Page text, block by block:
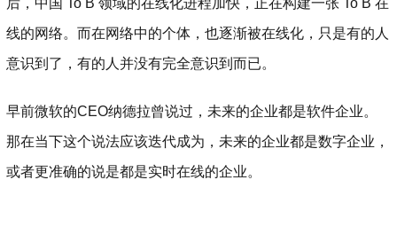
后，中国 To B 领域的在线化进程加快，正在构建一张 To B 在
线的网络。而在网络中的个体，也逐渐被在线化，只是有的人
意识到了，有的人并没有完全意识到而已。
早前微软的CEO纳德拉曾说过，未来的企业都是软件企业。
那在当下这个说法应该迭代成为，未来的企业都是数字企业，
或者更准确的说是都是实时在线的企业。